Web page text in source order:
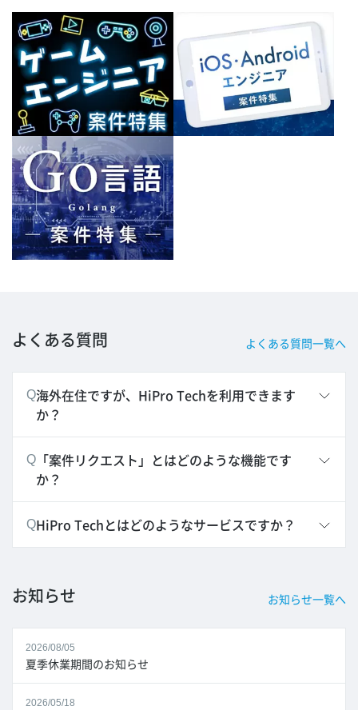
よくある質問 よくある質問一覧へ
Q海外在住ですが、HiPro Techを利用できます
か？
Q
「案件リクエスト」とはどのような機能です
か？
QHiPro Techとはどのようなサービスですか？
お知らせ お知らせ一覧へ
2026/08/05
夏季休業期間のお知らせ
2026/05/18